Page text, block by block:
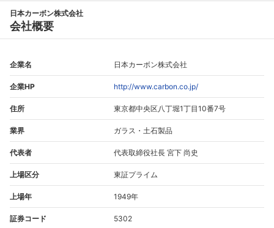
日本カーボン株式会社
会社概要
企業名 日本カーボン株式会社
企業HP http://www.carbon.co.jp/
住所 東京都中央区八丁堀1丁目10番7号
業界 ガラス・土石製品
代表者 代表取締役社長 宮下 尚史
上場区分 東証プライム
上場年 1949年
証券コード 5302